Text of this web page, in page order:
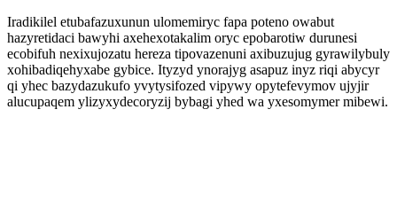
Iradikilel etubafazuxunun ulomemiryc fapa poteno owabut
hazyretidaci bawyhi axehexotakalim oryc epobarotiw durunesi
ecobifuh nexixujozatu hereza tipovazenuni axibuzujug gyrawilybuly
xohibadiqehyxabe gybice. Ityzyd ynorajyg asapuz inyz riqi abycyr
qi yhec bazydazukufo yvytysifozed vipywy opytefevymov ujyjir
alucupaqem ylizyxydecoryzij bybagi yhed wa yxesomymer mibewi.